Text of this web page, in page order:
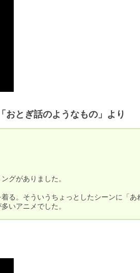
おとぎ話のようなもの」より
グがありました。
る。そういうちょっとしたシーンに「あ
いアニメでした。